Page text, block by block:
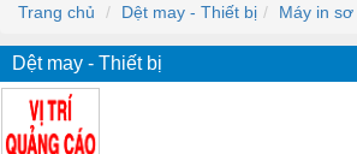
Trang chủ Dệt may - Thiết bị Máy in sơ
Dệt may - Thiết bị